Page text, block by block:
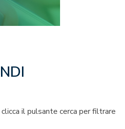
il pulsante cerca per filtrare